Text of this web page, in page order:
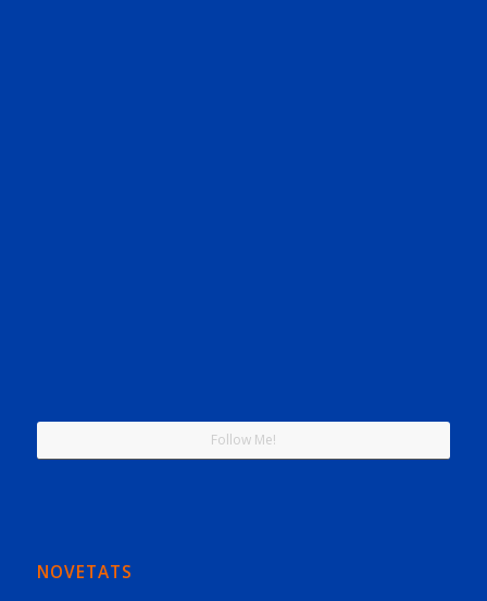
Follow Me!
NOVETATS